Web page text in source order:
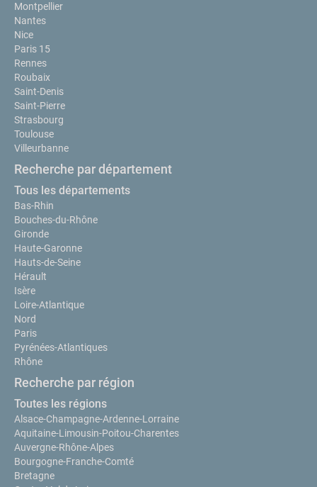
Montpellier
Nantes
Nice
Paris 15
Rennes
Roubaix
Saint-Denis
Saint-Pierre
Strasbourg
Toulouse
Villeurbanne
Recherche par département
Tous les départements
Bas-Rhin
Bouches-du-Rhône
Gironde
Haute-Garonne
Hauts-de-Seine
Hérault
Isère
Loire-Atlantique
Nord
Paris
Pyrénées-Atlantiques
Rhône
Recherche par région
Toutes les régions
Alsace-Champagne-Ardenne-Lorraine
Aquitaine-Limousin-Poitou-Charentes
Auvergne-Rhône-Alpes
Bourgogne-Franche-Comté
Bretagne